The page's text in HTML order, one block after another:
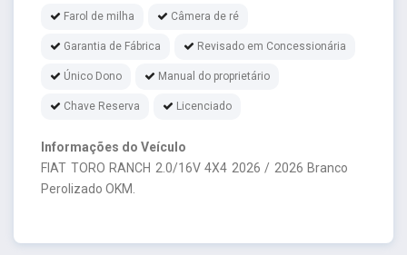
Farol de milha Câmera de ré
Garantia de Fábrica Revisado em Concessionária
Único Dono Manual do proprietário
Chave Reserva Licenciado
Informações do Veículo
FIAT TORO RANCH 2.0/16V 4X4 2026 / 2026 Branco
Perolizado OKM.